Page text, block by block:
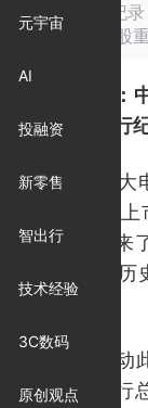
元宇宙
AI
投融资
新零售
智出行
技术经验
3C数码
原创观点
前邮储银行纪
都回到了 A 股
原标题：中
年前邮储银行
中国三大电
了 A 股重新
中国移动也来
额也创造了
破发过程。
中国移动此
鞋行使前发行